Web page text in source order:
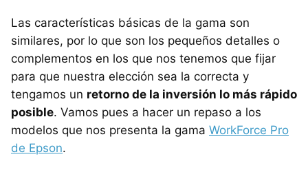
Las características básicas de la gama son
similares, por lo que son los pequeños detalles o
complementos en los que nos tenemos que fijar
para que nuestra elección sea la correcta y
tengamos un retorno de la inversión lo más rápido
posible. Vamos pues a hacer un repaso a los
modelos que nos presenta la gama WorkForce Pro
de Epson.